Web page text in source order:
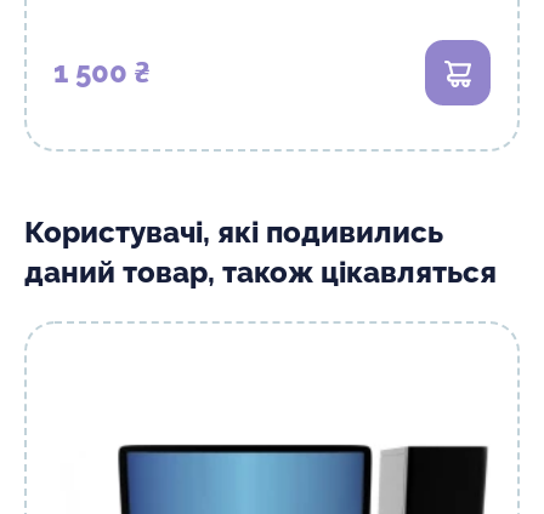
1 500 ₴ В кошик
Користувачі, які подивились
даний товар, також цікавляться